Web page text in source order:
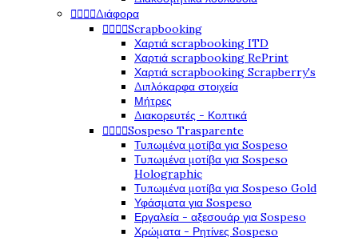
Διάφορα
Scrapbooking
Χαρτιά scrapbooking ITD
Χαρτιά scrapbooking RePrint
Χαρτιά scrapbooking Scrapberry's
Διπλόκαρφα στοιχεία
Μήτρες
Διακορευτές - Κοπτικά
Sospeso Trasparente
Τυπωμένα μοτίβα για Sospeso
Τυπωμένα μοτίβα για Sospeso
Holographic
Τυπωμένα μοτίβα για Sospeso Gold
Υφάσματα για Sospeso
Εργαλεία - αξεσουάρ για Sospeso
Χρώματα - Ρητίνες Sospeso